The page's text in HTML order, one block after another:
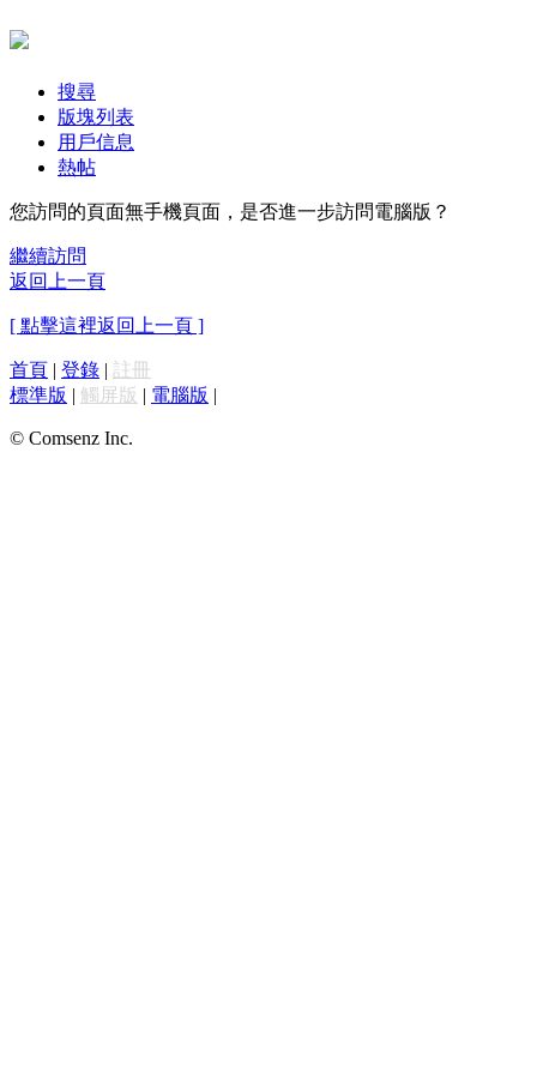
搜尋
版塊列表
用戶信息
熱帖
您訪問的頁面無手機頁面，是否進一步訪問電腦版？
繼續訪問
返回上一頁
[ 點擊這裡返回上一頁 ]
首頁 | 登錄 | 註冊
標準版 | 觸屏版 | 電腦版 |
© Comsenz Inc.